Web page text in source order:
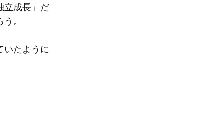
立成長」だ
。
いたように